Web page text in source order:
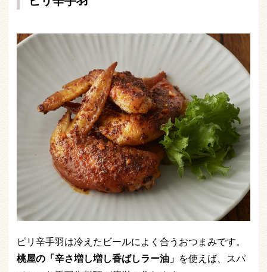
ピリ辛手羽は冷えたビールによく合うおつまみです。
桃屋の「辛さ増し増し香ばしラー油」 を使えば、スパ